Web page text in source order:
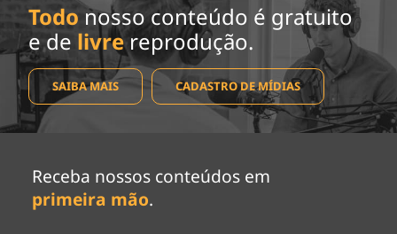
Todo nosso conteúdo é gratuito
e de livrereprodução.
SAIBA MAIS CADASTRO DE MÍDIAS
Receba nossos conteúdos em
primeira mão.